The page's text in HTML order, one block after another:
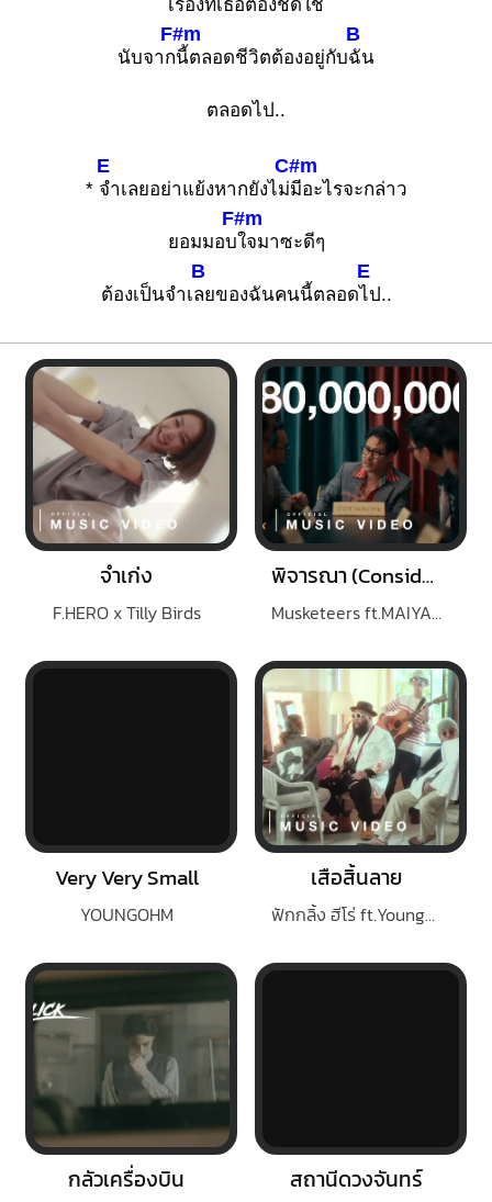
เรื่องที่เธอต้องชดใช้
นับจาก
F#m
นี้ตลอดชีวิตต้องอยู่กับ
B
ฉัน
ตลอดไป..
*
E
จำเลยอย่าแย้งหากยังไม่
C#m
มีอะไรจะกล่าว
ยอมมอบ
F#m
ใจมาซะดีๆ
ต้องเป็นจำเ
B
ลยของฉันคนนี้ตลอด
E
ไป..
จำเก่ง
F.HERO x Tilly Birds
พิจารณา (Consider)
Musketeers ft.MAIYARAP
Very Very Small
YOUNGOHM
เสือสิ้นลาย
ฟักกลิ้ง ฮีโร่ ft.YoungOhm, P-Hot, FYMM
กลัวเครื่องบิน สถานีดวงจันทร์